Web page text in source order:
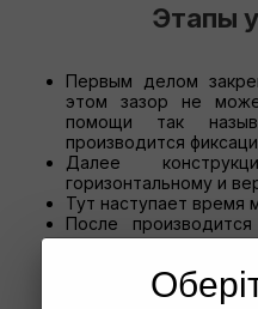
Этапы
Первым делом
этом зазор не
помощи так
производится
Далее
горизонтальному и
Тут наступает время
После
навешивание створок;
На этом этапе
работы фурнитуры.